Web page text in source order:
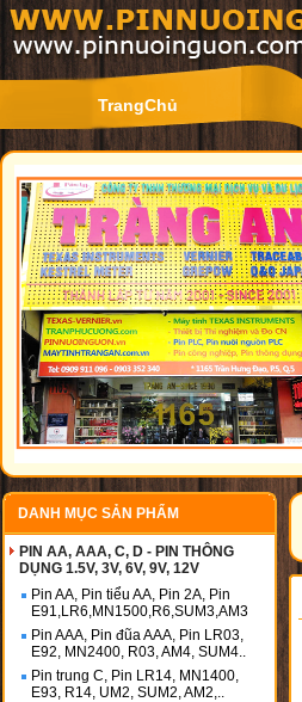
TrangChủ
DANH MỤC SẢN PHẨM
PIN AA, AAA, C, D - PIN THÔNG
DỤNG 1.5V, 3V, 6V, 9V, 12V
Pin AA, Pin tiểu AA, Pin 2A, Pin
E91,LR6,MN1500,R6,SUM3,AM3
Pin AAA, Pin đũa AAA, Pin LR03,
E92, MN2400, R03, AM4, SUM4..
Pin trung C, Pin LR14, MN1400,
E93, R14, UM2, SUM2, AM2,..